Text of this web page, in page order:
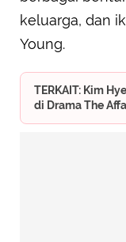
keluarga, dan
Young.
TERKAIT: Kim
di Drama The